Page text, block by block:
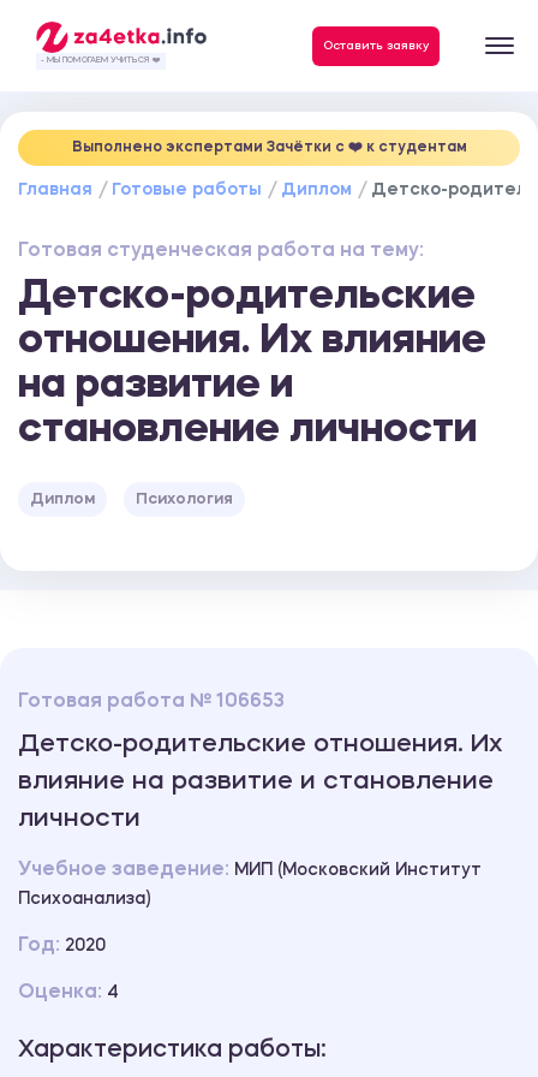
- МЫ ПОМОГАЕМ УЧИТЬСЯ ❤️
Оставить заявку
Выполнено экспертами Зачётки c ❤️ к студентам
Главная Готовые работы Диплом Детско-
Готовая студенческая работа на тему:
Детско-родительские
отношения. Их влияние
на развитие и
становление личности
Диплом Психология
Готовая работа № 106653
Детско-родительские отношения. Их
влияние на развитие и становление
личности
Учебное заведение: МИП (Московский Институт
Психоанализа)
Год: 2020
Оценка: 4
Характеристика работы: